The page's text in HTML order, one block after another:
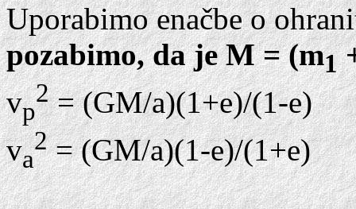
Uporabimo enačbe o
pozabimo, da je M = (m1
vp
2= (GM/a)(1+e)/(1-e)
va
2= (GM/a)(1-e)/(1+e)